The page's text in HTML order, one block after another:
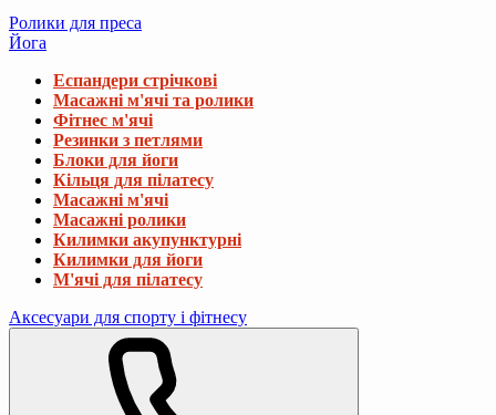
Ролики для преса
Йога
Еспандери стрічкові
Масажні м'ячі та ролики
Фітнес м'ячі
Резинки з петлями
Блоки для йоги
Кільця для пілатесу
Масажні м'ячі
Масажні ролики
Килимки акупунктурні
Килимки для йоги
М'ячі для пілатесу
Аксесуари для спорту і фітнесу